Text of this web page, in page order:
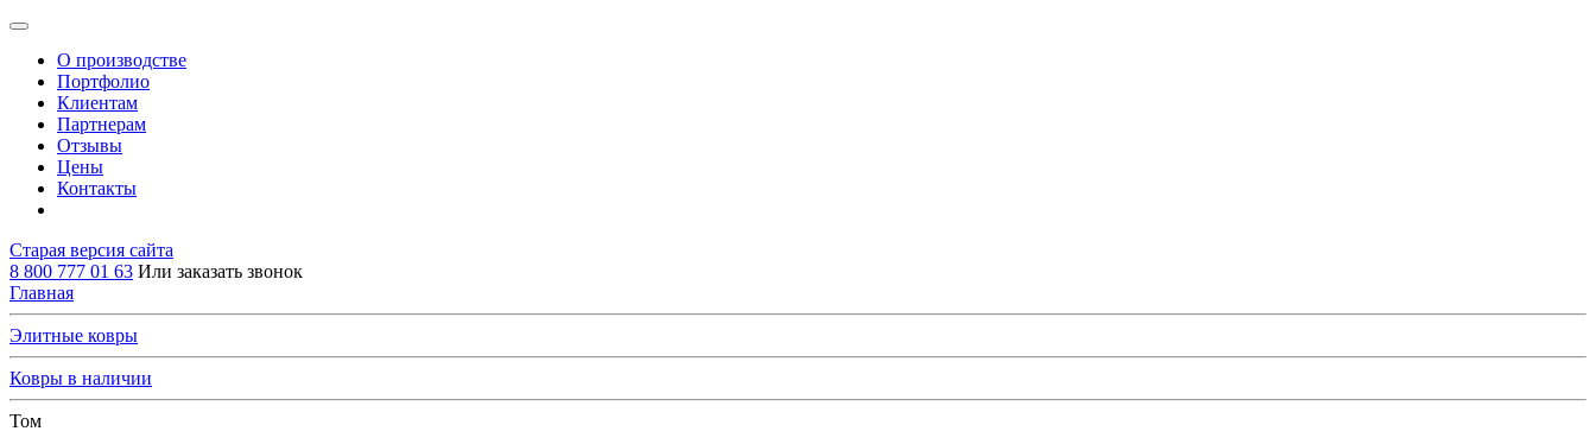
О производстве
Портфолио
Клиентам
Партнерам
Отзывы
Цены
Контакты
Старая версия сайта
8 800 777 01 63 Или заказать звонок
Главная
Элитные ковры
Ковры в наличии
Том